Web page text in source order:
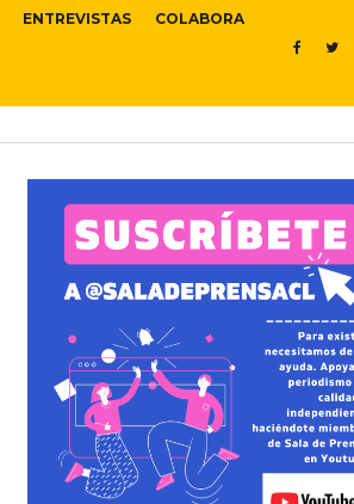
ENTREVISTAS COLABORA